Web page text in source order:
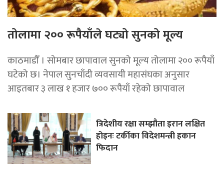
तोलामा २०० रूपैयाँले घट्यो सुनको मूल्य
काठमाडौँ । सोमबार छापावाल सुनको मूल्य तोलामा २०० रूपैयाँ
घटेको छ। नेपाल सुनचाँदी व्यवसायी महासंघका अनुसार
आइतबार ३ लाख १ हजार ७०० रूपैयाँ रहेको छापावाल
त्रिदेशीय रक्षा सम्झौता इरान लक्षित
होइनः टर्कीका विदेशमन्त्री हकान
फिदान